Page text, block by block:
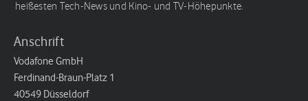
heißesten Tech-News und Kino- und TV-Höhepunkte.
Anschrift
Vodafone GmbH
Ferdinand-Braun-Platz 1
40549 Düsseldorf